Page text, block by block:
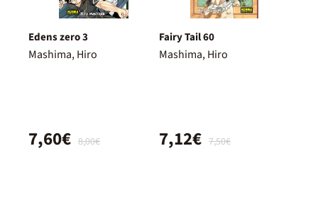
Edens zero 3
Mashima, Hiro
8,00€
7,60€
Fairy Tail 60
Mashima, Hiro
7,50€
7,12€